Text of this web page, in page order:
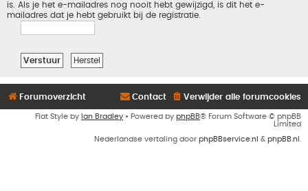
is. Als je het e-mailadres nog nooit hebt gewijzigd, is dit het e-
mailadres dat je hebt gebruikt bij de registratie.
Forumoverzicht Verwijder alle forumcookies
Contact
Flat Style by Ian Bradley • Powered by phpBB® Forum Software © phpBB
Limited
Nederlandse vertaling door phpBBservice.nl & phpBB.nl .